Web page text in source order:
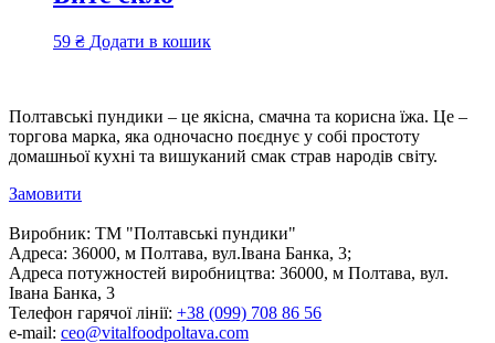
59 ₴ Додати в кошик
Полтавські пундики – це якісна, смачна та корисна їжа. Це –
торгова марка, яка одночасно поєднує у собі простоту
домашньої кухні та вишуканий смак страв народів світу.
Замовити
Виробник: ТМ "Полтавські пундики"
Адреса: 36000, м Полтава, вул.Івана Банка, 3;
Адреса потужностей виробництва: 36000, м Полтава, вул.
Івана Банка, 3
Телефон гарячої лінії: +38 (099) 708 86 56
e-mail: ceo@vitalfoodpoltava.com